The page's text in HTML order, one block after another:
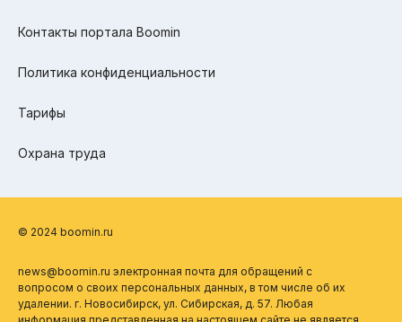
Контакты портала Boomin
Политика конфиденциальности
Тарифы
Охрана труда
© 2024 boomin.ru
news@boomin.ru электронная почта для обращений с
вопросом о своих персональных данных, в том числе об их
удалении. г. Новосибирск, ул. Сибирская, д. 57. Любая